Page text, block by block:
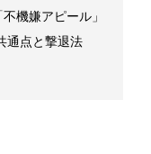
機嫌アピール」
通点と撃退法